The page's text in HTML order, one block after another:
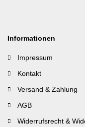
Informationen
Impressum
Kontakt
Versand & Zahlung
AGB
Widerrufsrecht &